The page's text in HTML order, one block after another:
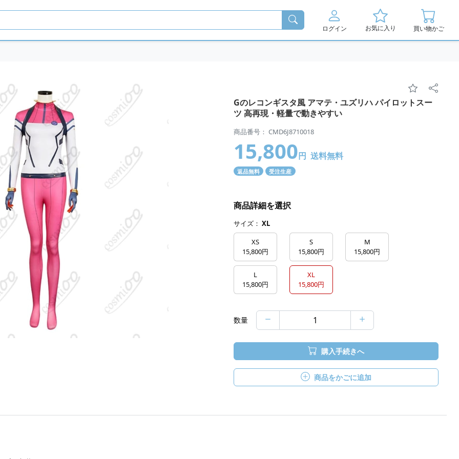
ログイン お気に入り 買い物かご
Gのレコンギスタ風 アマテ・ユズリハ パイロットスー
ツ 高再現・軽量で動きやすい
商品番号： CMD6J8710018
15,800円 送料無料
返品無料 受注生産
商品詳細を選択
サイズ： XL
XS
15,800円
S
15,800円
M
15,800円
L
15,800円
XL
15,800円
数量
購入手続きへ
商品をかごに追加